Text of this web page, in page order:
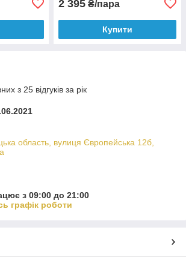
2 395 ₴/пара
Купити
з 25 відгуків за рік
область, вулиця Європейська 12б,
з 09:00 до 21:00
графік роботи